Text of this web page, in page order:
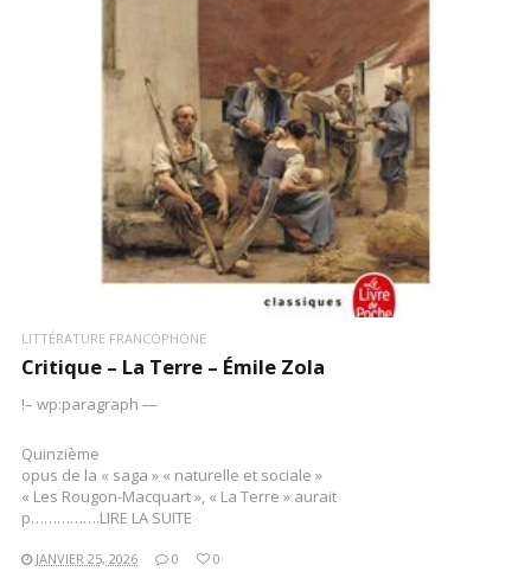
LIRE LA SUITE
LITTÉRATURE FRANCOPHONE
Critique – La Terre – Émile Zola
!– wp:paragraph —
Quinzième
opus de la « saga » « naturelle et sociale »
« Les Rougon-Macquart », « La Terre » aurait
p…………….LIRE LA SUITE
JANVIER 25, 2026 0 0